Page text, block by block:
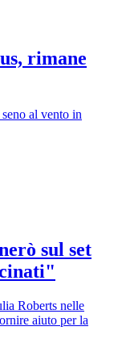
rimane
al vento in
sul set
Roberts nelle
aiuto per la